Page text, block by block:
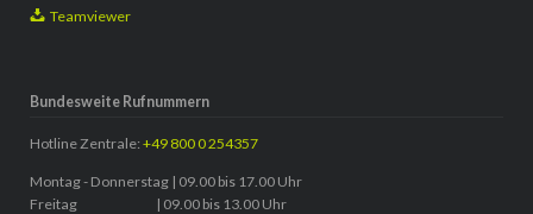
Teamviewer
Bundesweite Rufnummern
Hotline Zentrale: +49 800 0 254357
Montag - Donnerstag | 09.00 bis 17.00 Uhr
Freitag | 09.00 bis 13.00 Uhr